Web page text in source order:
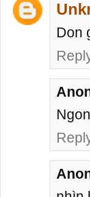
Don